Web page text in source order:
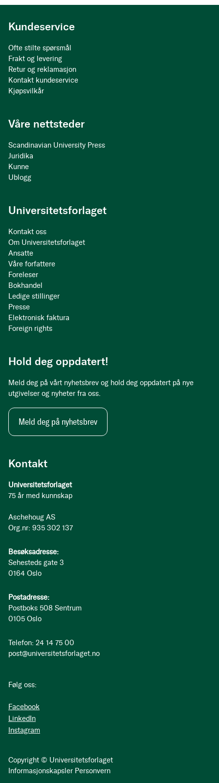
Kontakt
Universitetsforlaget
75 år med kunnskap
Aschehoug AS
Org.nr: 935 302 137
Besøksadresse:
Sehesteds gate 3
0164 Oslo
Postadresse:
Postboks 508 Sentrum
0105 Oslo
Telefon: 24 14 75 00
post@universitetsforlaget.no
Følg oss:
Facebook
LinkedIn
Instagram
Copyright © Universitetsforlaget
Informasjonskapsler Personvern
Kundeservice
Ofte stilte spørsmål
Frakt og levering
Retur og reklamasjon
Kontakt kundeservice
Kjøpsvilkår
Våre nettsteder
Scandinavian University Press
Juridika
Kunne
Ublogg
Universitetsforlaget
Kontakt oss
Om Universitetsforlaget
Ansatte
Våre forfattere
Foreleser
Bokhandel
Ledige stillinger
Presse
Elektronisk faktura
Foreign rights
Hold deg oppdatert!
Meld deg på vårt nyhetsbrev og hold deg oppdatert på nye
utgivelser og nyheter fra oss.
Meld deg på nyhetsbrev